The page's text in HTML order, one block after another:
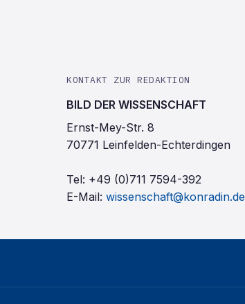
KONTAKT ZUR REDAKTION
BILD DER WISSENSCHAFT
Ernst-Mey-Str. 8
70771 Leinfelden-Echterdingen
Tel: +49 (0)711 7594-392
E-Mail: wissenschaft@konradin.de